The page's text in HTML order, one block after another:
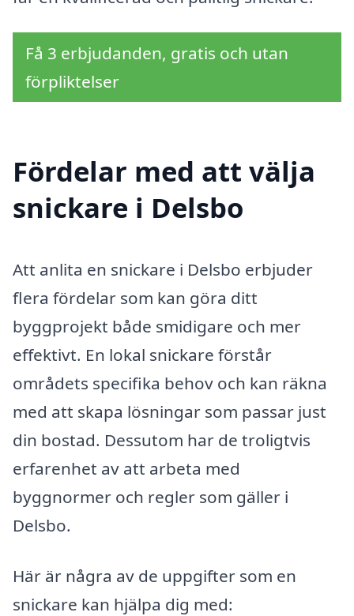
Få 3 erbjudanden, gratis och utan
förpliktelser
Fördelar med att välja
snickare i Delsbo
Att anlita en snickare i Delsbo erbjuder
flera fördelar som kan göra ditt
byggprojekt både smidigare och mer
effektivt. En lokal snickare förstår
områdets specifika behov och kan räkna
med att skapa lösningar som passar just
din bostad. Dessutom har de troligtvis
erfarenhet av att arbeta med
byggnormer och regler som gäller i
Delsbo.
Här är några av de uppgifter som en
snickare kan hjälpa dig med: